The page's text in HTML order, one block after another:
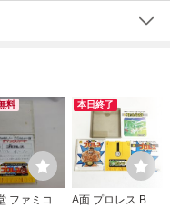
料
ファミコン
本日終了
A面 プロレス B面